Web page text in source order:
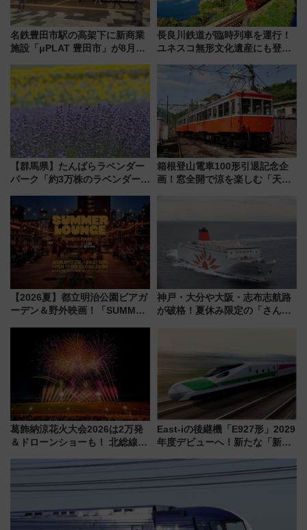
名鉄豊田市駅の高架下に新商業
施設「μPLAT 豊田市」が8月26
たな玄関口へ
長良川鉄道が臨時列車を運行！
ユネスコ無形文化遺産にも登録
に 乗車には予約が必要
【群馬県】たんばらラベンダー
パーク「約3万株のラベンダー」
で都心から約1時間半で夏の絶景
を！
箱根登山電車100形引退記念企
画！窓全開で涼を楽しむ「天然
【2026夏】都立明治公園ビアガ
ーデン＆野外映画！「SUMMER
ケジュール 夜風とビール、映画
を満喫！
神戸・大分や大阪・志布志航路
が破格！夏休み限定の「さんふ
葛飾納涼花火大会2026は2万発
＆ドローンショーも！ 北総線を
車、観覧スポット情報と周辺観
光まとめ（7/28開催）
East-iの後継機「E927形」2029
年度デビューへ！新たな「新幹